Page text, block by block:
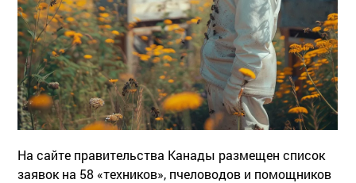
На сайте правительства Канады размещен список
заявок на 58 «техников», пчеловодов и помощников